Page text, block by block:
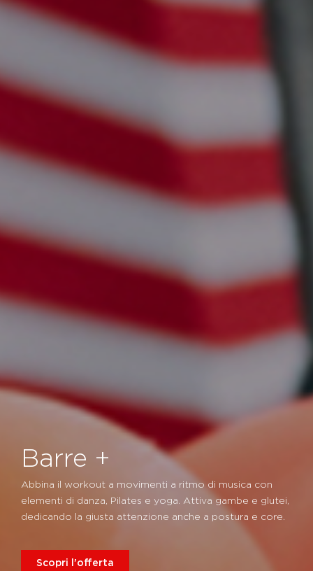
Barre +
Abbina il workout a movimenti a ritmo di musica con
elementi di danza, Pilates e yoga. Attiva gambe e glutei,
dedicando la giusta attenzione anche a postura e core.
Scopri l'offerta